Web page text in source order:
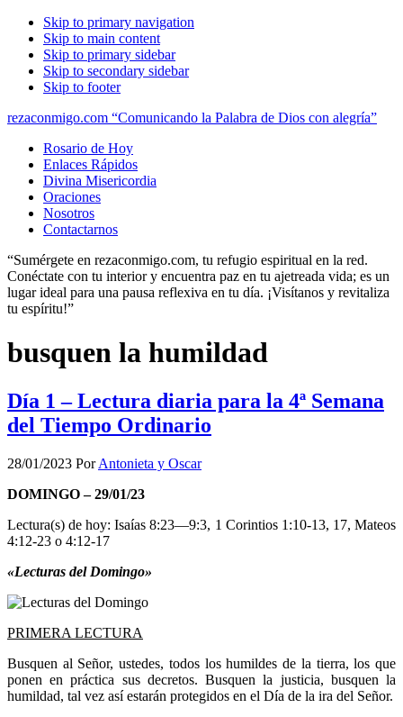
Skip to primary navigation
Skip to main content
Skip to primary sidebar
Skip to secondary sidebar
Skip to footer
rezaconmigo.com “Comunicando la Palabra de Dios con alegría”
Rosario de Hoy
Enlaces Rápidos
Divina Misericordia
Oraciones
Nosotros
Contactarnos
“Sumérgete en rezaconmigo.com, tu refugio espiritual en la red.
Conéctate con tu interior y encuentra paz en tu ajetreada vida; es un
lugar ideal para una pausa reflexiva en tu día. ¡Visítanos y revitaliza
tu espíritu!”
busquen la humildad
Día 1 – Lectura diaria para la 4ª Semana
del Tiempo Ordinario
28/01/2023 PorAntonieta y Oscar
DOMINGO – 29/01/23
Lectura(s) de hoy: Isaías 8:23—9:3, 1 Corintios 1:10-13, 17, Mateos
4:12-23 o 4:12-17
«Lecturas del Domingo»
PRIMERA LECTURA
Busquen al Señor, ustedes, todos los humildes de la tierra, los que
ponen en práctica sus decretos. Busquen la justicia, busquen la
humildad, tal vez así estarán protegidos en el Día de la ira del Señor.